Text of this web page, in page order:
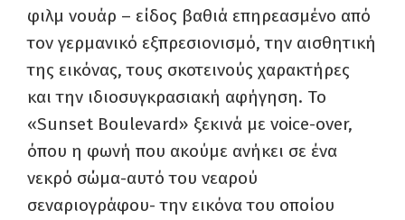
φιλμ νουάρ – είδος βαθιά επηρεασμένο από
τον γερμανικό εξπρεσιονισμό, την αισθητική
της εικόνας, τους σκοτεινούς χαρακτήρες
και την ιδιοσυγκρασιακή αφήγηση. Το
«Sunset Boulevard» ξεκινά με voice-over,
όπου η φωνή που ακούμε ανήκει σε ένα
νεκρό σώμα-αυτό του νεαρού
σεναριογράφου- την εικόνα του οποίου